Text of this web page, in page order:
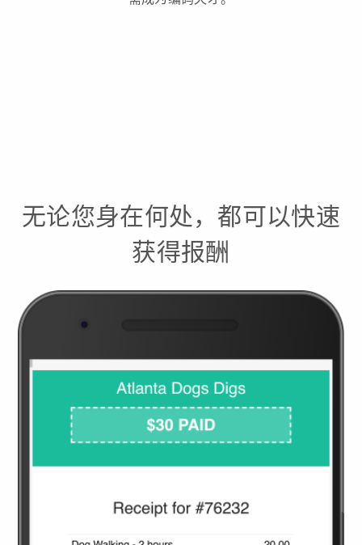
无论您身在何处，都可以快速
获得报酬